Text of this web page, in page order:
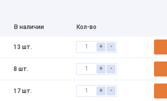
В наличии Кол-во
13 шт. + -
8 шт. + -
17 шт. + -